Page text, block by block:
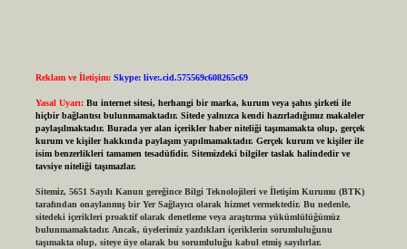
Reklam ve İletişim: Skype: live:.cid.575569c608265c69
Yasal Uyarı: Bu internet sitesi, herhangi bir marka, kurum veya şahıs şirketi ile
hiçbir bağlantısı bulunmamaktadır. Sitede yalnızca kendi hazırladığımız makaleler
paylaşılmaktadır. Burada yer alan içerikler haber niteliği taşımamakta olup, gerçek
kurum ve kişiler hakkında paylaşım yapılmamaktadır. Gerçek kurum ve kişiler ile
isim benzerlikleri tamamen tesadüfidir. Sitemizdeki bilgiler taslak halindedir ve
tavsiye niteliği taşımazlar.
Sitemiz, 5651 Sayılı Kanun gereğince Bilgi Teknolojileri ve İletişim Kurumu (BTK)
tarafından onaylanmış bir Yer Sağlayıcı olarak hizmet vermektedir. Bu nedenle,
sitedeki içerikleri proaktif olarak denetleme veya araştırma yükümlülüğümüz
bulunmamaktadır. Ancak, üyelerimiz yazdıkları içeriklerin sorumluluğunu
taşımakta olup, siteye üye olarak bu sorumluluğu kabul etmiş sayılırlar.